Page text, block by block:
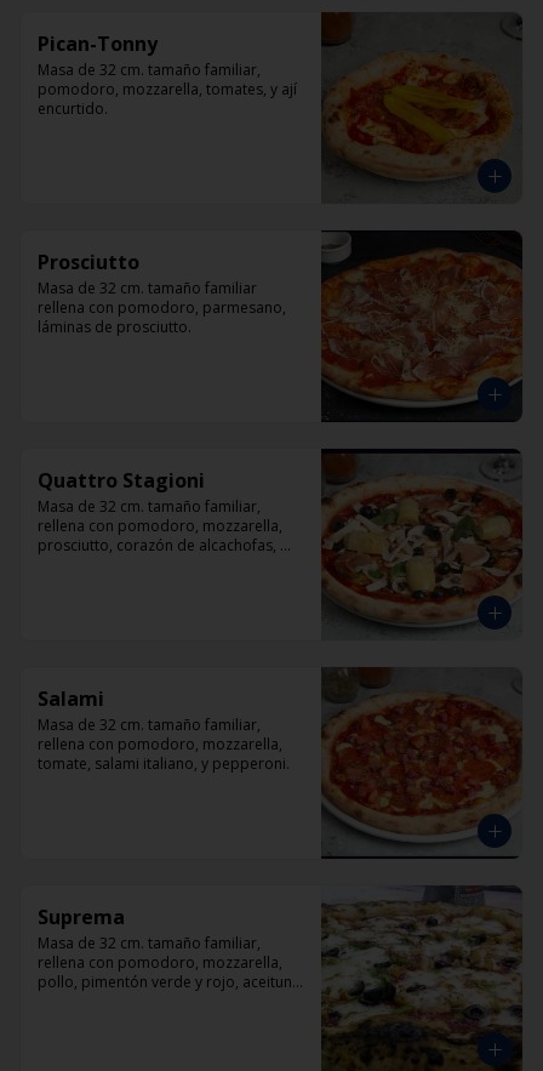
Pican-Tonny
Masa de 32 cm. tamaño familiar,
pomodoro, mozzarella, tomates, y ají
encurtido.
Prosciutto
Masa de 32 cm. tamaño familiar
rellena con pomodoro, parmesano,
láminas de prosciutto.
Quattro Stagioni
Masa de 32 cm. tamaño familiar,
rellena con pomodoro, mozzarella,
prosciutto, corazón de alcachofas,
Salami
Masa de 32 cm. tamaño familiar,
rellena con pomodoro, mozzarella,
tomate, salami italiano, y pepperoni.
Suprema
Masa de 32 cm. tamaño familiar,
rellena con pomodoro, mozzarella,
pollo, pimentón verde y rojo, aceituna